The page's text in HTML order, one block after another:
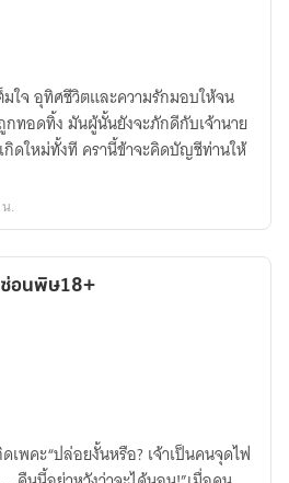
ใจ อุทิศชีวิตและความรักมอบให้จน
ทอดทิ้ง มันผู้นั้นยังจะภักดีกับเจ้านาย
กิดใหม่ทั้งที ครานี้ข้าจะคิดบัญชีท่านให้
.
อนพิษ18+
พคะ“ปล่อยงั้นหรือ? เจ้าเป็นคนจุดไฟ